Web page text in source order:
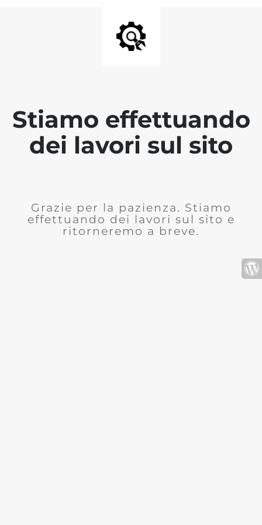
Stiamo effettuando
dei lavori sul sito
Grazie per la pazienza. Stiamo
effettuando dei lavori sul sito e
ritorneremo a breve.